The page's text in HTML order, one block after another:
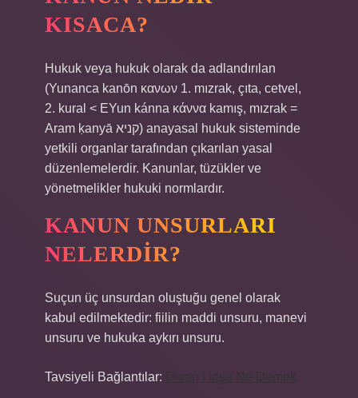
KISACA?
Hukuk veya hukuk olarak da adlandırılan
(Yunanca kanōn κανων 1. mızrak, çıta, cetvel,
2. kural < EYun kánna κάννα kamış, mızrak =
Aram ḳanyā קניא) anayasal hukuk sisteminde
yetkili organlar tarafından çıkarılan yasal
düzenlemelerdir. Kanunlar, tüzükler ve
yönetmelikler hukuki normlardır.
KANUN UNSURLARI
NELERDIR?
Suçun üç unsurdan oluştuğu genel olarak
kabul edilmektedir: fiilin maddi unsuru, manevi
unsuru ve hukuka aykırı unsuru.
Tavsiyeli Bağlantılar: